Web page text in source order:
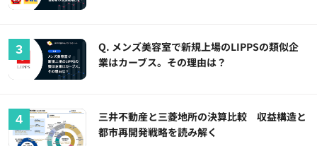
Q. メンズ美容室で新規上場のLIPPSの類似企
業はカーブス。その理由は？
三井不動産と三菱地所の決算比較 収益構造と
都市再開発戦略を読み解く